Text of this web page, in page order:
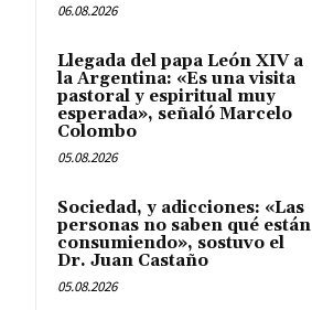
06.08.2026
Llegada del papa León XIV a
la Argentina: «Es una visita
pastoral y espiritual muy
esperada», señaló Marcelo
Colombo
05.08.2026
Sociedad, y adicciones: «Las
personas no saben qué están
consumiendo», sostuvo el
Dr. Juan Castaño
05.08.2026